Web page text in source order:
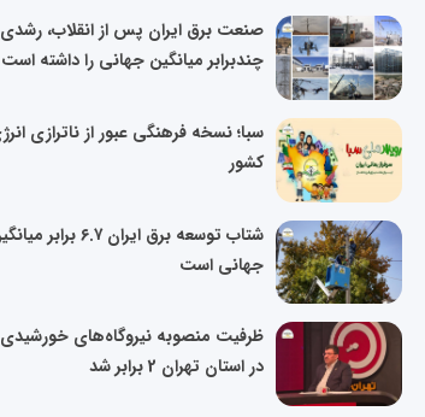
صنعت برق ایران پس از انقلاب، رشدی
چندبرابر میانگین جهانی را داشته است
سبا؛ نسخه فرهنگی عبور از ناترازی
کشور
شتاب توسعه برق ایران ۶.۷ برابر
جهانی است
ظرفیت منصوبه نیروگاه‌های خورشیدی
در استان تهران 2 برابر شد